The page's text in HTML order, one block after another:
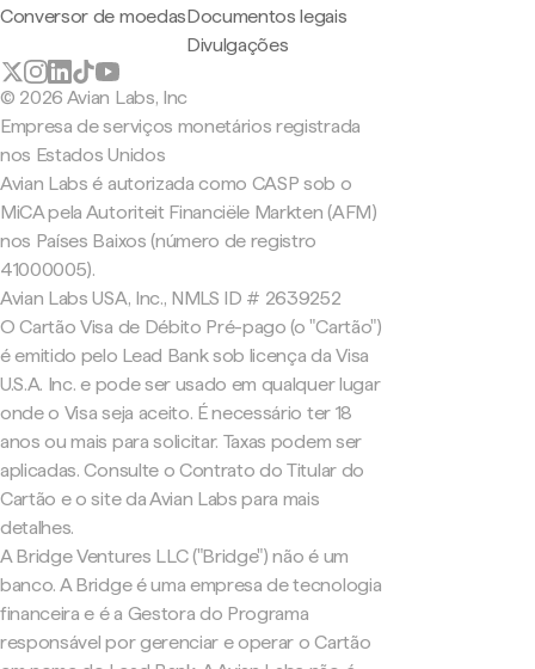
Conversor de moedasDocumentos legais
Divulgações
© 2026 Avian Labs, Inc
Empresa de serviços monetários registrada
nos Estados Unidos
Avian Labs é autorizada como CASP sob o
MiCA pela Autoriteit Financiële Markten (AFM)
nos Países Baixos (número de registro
41000005).
Avian Labs USA, Inc., NMLS ID # 2639252
O Cartão Visa de Débito Pré-pago (o "Cartão")
é emitido pelo Lead Bank sob licença da Visa
U.S.A. Inc. e pode ser usado em qualquer lugar
onde o Visa seja aceito. É necessário ter 18
anos ou mais para solicitar. Taxas podem ser
aplicadas. Consulte o Contrato do Titular do
Cartão e o site da Avian Labs para mais
detalhes.
A Bridge Ventures LLC ("Bridge") não é um
banco. A Bridge é uma empresa de tecnologia
financeira e é a Gestora do Programa
responsável por gerenciar e operar o Cartão